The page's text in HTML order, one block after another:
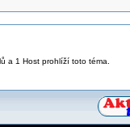
a 1 Host prohlíží toto téma.